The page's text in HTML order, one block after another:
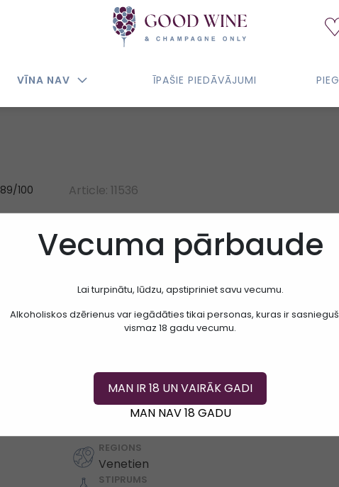
VĪNA NAV ĪPAŠIE PIEDĀVĀJUMI
Vecuma pārbaude
Lai turpinātu, lūdzu, apstipriniet savu vecumu.
Alkoholiskos dzērienus var iegādāties tikai personas, kuras ir
vismaz 18 gadu vecumu.
MAN IR 18 UN VAIRĀK GADI
MAN NAV 18 GADU
89/100 Article: 11536
MARANI BIANCO
SARTORI DI VERONA
15,00€
Ielikt grozā
REGIONS
Venetien
STIPRUMS